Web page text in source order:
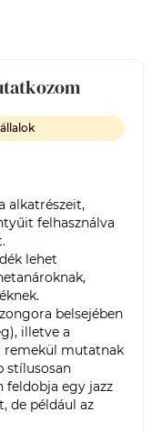
alkatrészeit,
felhasználva
lehet
belsejében
illetve a
remekül mutatnak
stílusosan
feldobja egy jazz
de például az